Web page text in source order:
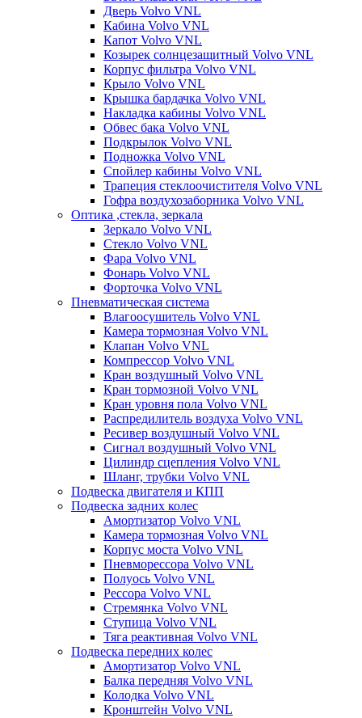
Дверь Volvo VNL
Кабина Volvo VNL
Капот Volvo VNL
Козырек солнцезащитный Volvo VNL
Корпус фильтра Volvo VNL
Крыло Volvo VNL
Крышка бардачка Volvo VNL
Накладка кабины Volvo VNL
Обвес бака Volvo VNL
Подкрылок Volvo VNL
Подножка Volvo VNL
Спойлер кабины Volvo VNL
Трапеция стеклоочистителя Volvo VNL
Гофра воздухозаборника Volvo VNL
Оптика ,стекла, зеркала
Зеркало Volvo VNL
Стекло Volvo VNL
Фара Volvo VNL
Фонарь Volvo VNL
Форточка Volvo VNL
Пневматическая система
Влагоосушитель Volvo VNL
Камера тормозная Volvo VNL
Клапан Volvo VNL
Компрессор Volvo VNL
Кран воздушный Volvo VNL
Кран тормозной Volvo VNL
Кран уровня пола Volvo VNL
Распредилитель воздуха Volvo VNL
Ресивер воздушный Volvo VNL
Сигнал воздушный Volvo VNL
Цилиндр сцепления Volvo VNL
Шланг, трубки Volvo VNL
Подвеска двигателя и КПП
Подвеска задних колес
Амортизатор Volvo VNL
Камера тормозная Volvo VNL
Корпус моста Volvo VNL
Пневморессора Volvo VNL
Полуось Volvo VNL
Рессора Volvo VNL
Стремянка Volvo VNL
Ступица Volvo VNL
Тяга реактивная Volvo VNL
Подвеска передних колес
Амортизатор Volvo VNL
Балка передняя Volvo VNL
Колодка Volvo VNL
Кронштейн Volvo VNL